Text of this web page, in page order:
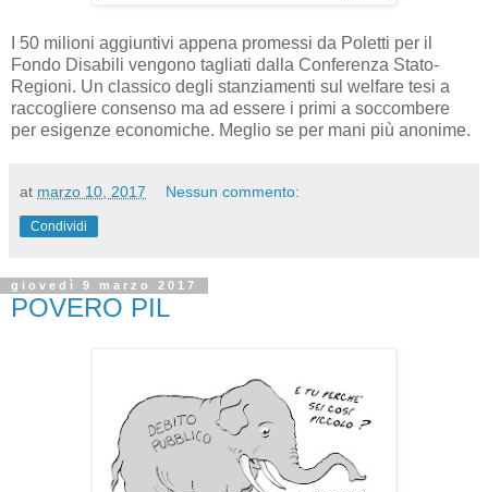
I 50 milioni aggiuntivi appena promessi da Poletti per il
Fondo Disabili vengono tagliati dalla Conferenza Stato-
Regioni. Un classico degli stanziamenti sul welfare tesi a
raccogliere consenso ma ad essere i primi a soccombere
per esigenze economiche. Meglio se per mani più anonime.
at marzo 10, 2017 Nessun commento:
Condividi
giovedì 9 marzo 2017
POVERO PIL